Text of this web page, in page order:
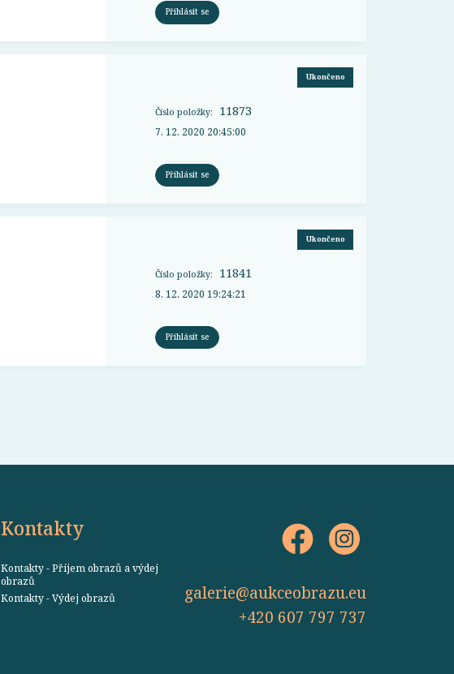
Přihlásit se
Ukončeno
Číslo položky: 11873
7. 12. 2020 20:45:00
Přihlásit se
Ukončeno
Číslo položky: 11841
8. 12. 2020 19:24:21
Přihlásit se
Kontakty
Kontakty - Příjem obrazů a výdej
obrazů
Kontakty - Výdej obrazů
galerie@aukceobrazu.eu
+420 607 797 737